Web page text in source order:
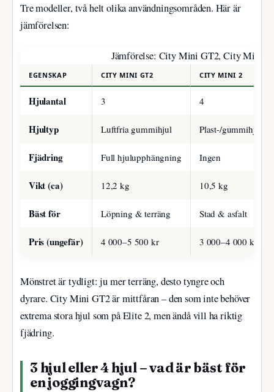
Tre modeller, två helt olika användningsområden. Här är
jämförelsen:
Jämförelse: City Mini GT2, City Mini 2
EGENSKAP CITY MINI GT2 CITY MINI 2
Hjulantal 3 4
Hjultyp Luftfria gummihjul Plast-/gummihjul
Fjädring Full hjulupphängning Ingen
Vikt (ca) 12,2 kg 10,5 kg
Bäst för Löpning & terräng Stad & asfalt
Pris (ungefär) 4 000–5 500 kr 3 000–4 000 kr
Mönstret är tydligt: ju mer terräng, desto tyngre och
dyrare. City Mini GT2 är mittfåran – den som inte behöver
extrema stora hjul som på Elite 2, men ändå vill ha riktig
fjädring.
3 hjul eller 4 hjul – vad är bäst för
en joggingvagn?